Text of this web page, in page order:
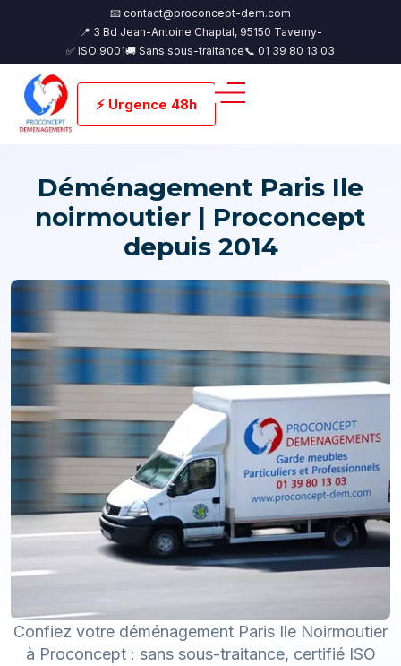
📧 contact@proconcept-dem.com
📍 3 Bd Jean-Antoine Chaptal, 95150 Taverny-
✅ ISO 9001🚚 Sans sous-traitance📞 01 39 80 13 03
⚡ Urgence 48h
Déménagement Paris Ile
noirmoutier | Proconcept
depuis 2014
Confiez votre déménagement Paris Ile Noirmoutier
à Proconcept : sans sous-traitance, certifié ISO